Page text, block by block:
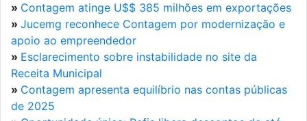
» Contagem atinge U$$ 385 milhões em exportações
» Jucemg reconhece Contagem por modernização e
apoio ao empreendedor
» Esclarecimento sobre instabilidade no site da
Receita Municipal
» Contagem apresenta equilíbrio nas contas públicas
de 2025